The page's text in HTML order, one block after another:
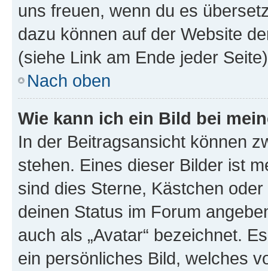
uns freuen, wenn du es
dazu können auf der Website
(siehe Link am Ende jeder
Nach oben
Wie kann ich ein Bild bei
In der Beitragsansicht können
stehen. Eines dieser Bilder ist
sind dies Sterne, Kästchen
deinen Status im Forum
auch als „Avatar“ bezeichnet.
ein persönliches Bild, welches